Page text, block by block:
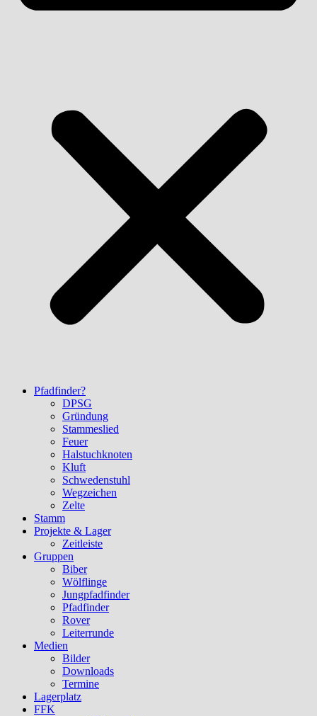
Pfadfinder?
DPSG
Gründung
Stammeslied
Feuer
Halstuchknoten
Kluft
Schwedenstuhl
Wegzeichen
Zelte
Stamm
Projekte & Lager
Zeitleiste
Gruppen
Biber
Wölflinge
Jungpfadfinder
Pfadfinder
Rover
Leiterrunde
Medien
Bilder
Downloads
Termine
Lagerplatz
FFK